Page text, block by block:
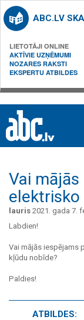
ABC.LV
LIETOTĀJI ONLINE
AKTĪVIE UZŅĒMUMI
NOZARES RAKSTI
EKSPERTU ATBILDES
Vai
lauris 2021. gada 7.
Labdien!
Vai mājās iespējams
kļūdu nobīde?
Paldies!
ATBILDES: